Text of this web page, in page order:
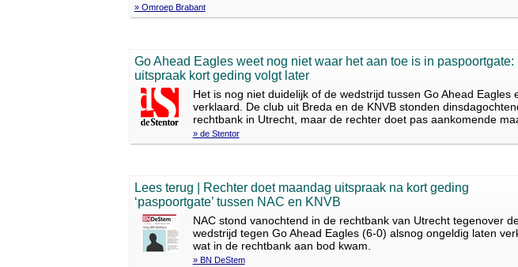
» Omroep Brabant
Go Ahead Eagles weet nog niet waar het aan toe is in paspoortgate:
uitspraak kort geding volgt later
Het is nog niet duidelijk of de wedstrijd tussen Go Ahead Eagles
verklaard. De club uit Breda en de KNVB stonden
rechtbank in Utrecht, maar de rechter doet pas aankomende
» de Stentor
Lees terug | Rechter doet maandag uitspraak na kort geding
‘paspoortgate’ tussen NAC en KNVB
NAC stond vanochtend in de rechtbank van Utrecht tegenover
wedstrijd tegen Go Ahead Eagles (6-0) alsnog ongeldig laten
wat in de rechtbank aan bod kwam.
» BN DeStem